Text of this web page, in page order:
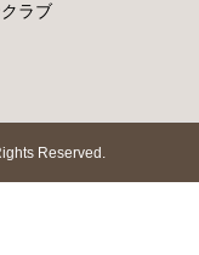
ラブ
Reserved.